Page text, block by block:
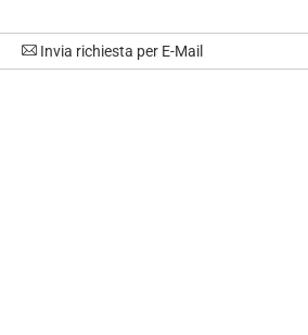
Invia richiesta per E-Mail